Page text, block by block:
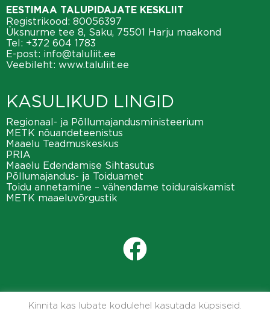
EESTIMAA TALUPIDAJATE KESKLIIT
Registrikood: 80056397
Üksnurme tee 8, Saku, 75501 Harju maakond
Tel: +372 604 1783
E-post: info@taluliit.ee
Veebileht: www.taluliit.ee
KASULIKUD LINGID
Regionaal- ja Põllumajandusministeerium
METK nõuandeteenistus
Maaelu Teadmuskeskus
PRIA
Maaelu Edendamise Sihtasutus
Põllumajandus- ja Toiduamet
Toidu annetamine – vähendame toiduraiskamist
METK maaeluvõrgustik
Kinnita kas lubate kodulehel kasutada küpsiseid.